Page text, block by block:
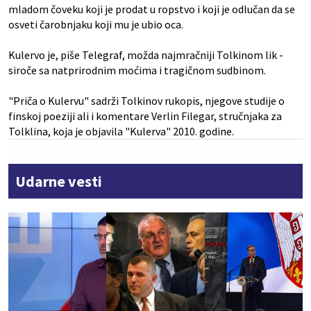
mladom čoveku koji je prodat u ropstvo i koji je odlučan da se
osveti čarobnjaku koji mu je ubio oca.
Kulervo je, piše Telegraf, možda najmračniji Tolkinom lik -
siroče sa natprirodnim moćima i tragičnom sudbinom.
"Priča o Kulervu" sadrži Tolkinov rukopis, njegove studije o
finskoj poeziji ali i komentare Verlin Filegar, stručnjaka za
Tolklina, koja je objavila "Kulerva" 2010. godine.
Udarne vesti